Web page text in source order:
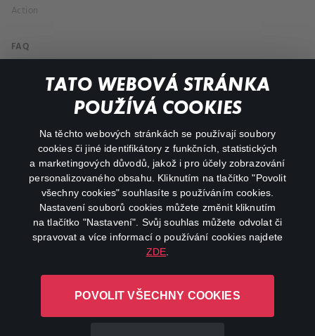
TATO WEBOVÁ STRÁNKA
POUŽÍVÁ COOKIES
Na těchto webových stránkách se používají soubory
cookies či jiné identifikátory z funkčních, statistických
a marketingových důvodů, jakož i pro účely zobrazování
personalizovaného obsahu. Kliknutím na tlačítko "Povolit
všechny cookies" souhlasíte s používáním cookies.
Nastavení souborů cookies můžete změnit kliknutím
na tlačítko "Nastavení". Svůj souhlas můžete odvolat či
spravovat a více informací o používání cookies najdete
ZDE
POVOLIT VŠECHNY COOKIES
Action
FAQ
My profile
facebookinstagram
youtube
L-1246 Luxembourg R.C.S.